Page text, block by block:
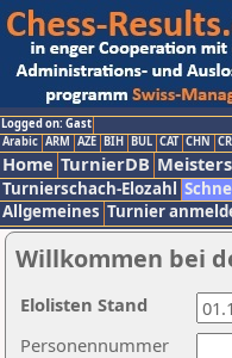
Logged on: Gast
Arabic ARM AZE BIH BUL CAT CHN
Home TurnierDB
Turnierschach-Elozahl
Allgemeines Turnier
Willkommen bei
Personennummer
Elolisten Stand